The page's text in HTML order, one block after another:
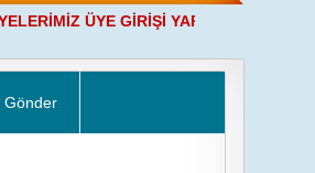
ÜYE GİRİŞİ YAPTIKTAN
Gönder